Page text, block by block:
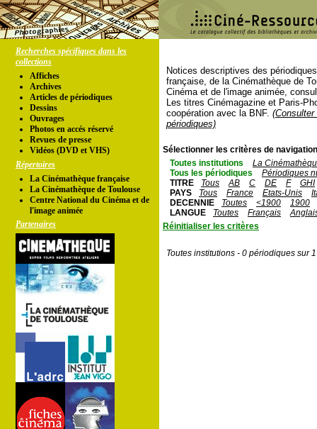
Recherches spécifiques dans les
collections
Affiches
Archives
Articles de périodiques
Dessins
Ouvrages
Photos en accés réservé
Revues de presse
Vidéos (DVD et VHS)
Répertoires
La Cinémathèque française
La Cinémathèque de Toulouse
Centre National du Cinéma et de
l'image animée
Partenaires
Notices descriptives des
française, de la Cinémathèque de
Cinéma et de l'image animée,
Les titres Cinémagazine et Paris-
coopération avec la BNF.
périodiques)
Sélectionner les critères de
Toutes institutions
La
Tous les périodiques
Périodiques
TITRE
Tous AB C DE F
GHI
PAYS
Tous France Etats-Unis
DECENNIE
Toutes <1900
1900
LANGUE
Toutes Français
Réinitialiser les critères
Toutes institutions - 0 périodiques sur